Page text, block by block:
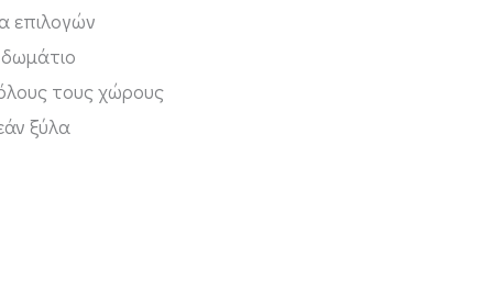
επιλογών
τους χώρους
ξύλα